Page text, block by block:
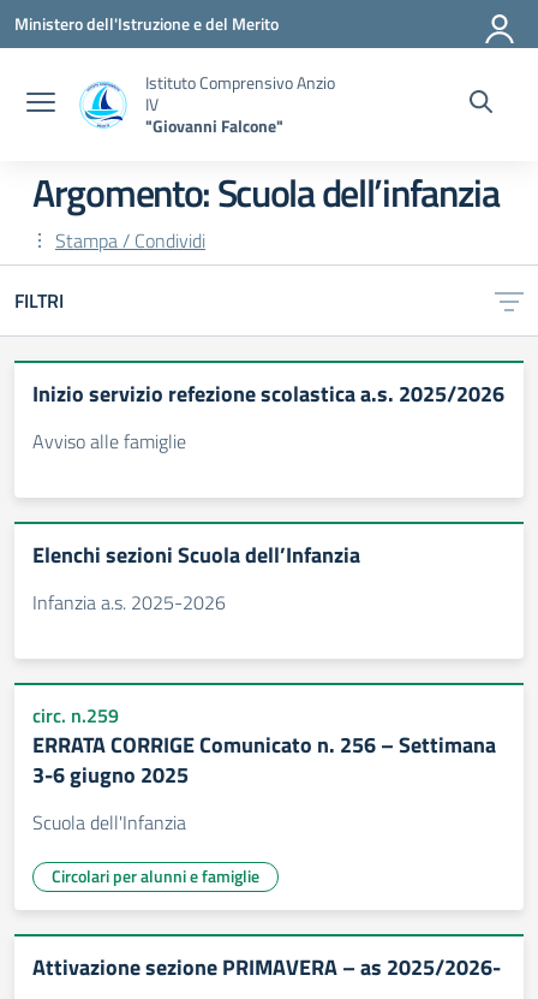
Vai ai contenuti
Vai al menu di navigazione
Vai al footer
Ministero dell'Istruzione e del Merito
Istituto Comprensivo Anzio
IV
"Giovanni Falcone"
Argomento: Scuola dell’infanzia
Stampa / Condividi
FILTRI
Inizio servizio refezione scolastica a.s. 2025/2026
Avviso alle famiglie
Elenchi sezioni Scuola dell’Infanzia
Infanzia a.s. 2025-2026
circ. n.259
ERRATA CORRIGE Comunicato n. 256 – Settimana
3-6 giugno 2025
Scuola dell'Infanzia
Circolari per alunni e famiglie
Attivazione sezione PRIMAVERA – as 2025/2026-